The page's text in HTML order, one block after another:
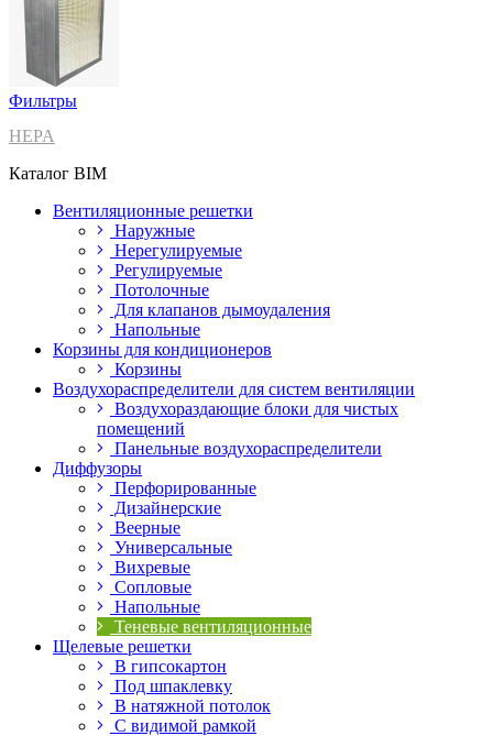
Фильтры
HEPA
Каталог BIM
Вентиляционные решетки
Наружные
Нерегулируемые
Регулируемые
Потолочные
Для клапанов дымоудаления
Напольные
Корзины для кондиционеров
Корзины
Воздухораспределители для систем вентиляции
Воздухораздающие блоки для чистых
помещений
Панельные воздухораспределители
Диффузоры
Перфорированные
Дизайнерские
Веерные
Универсальные
Вихревые
Сопловые
Напольные
Теневые вентиляционные
Щелевые решетки
В гипсокартон
Под шпаклевку
В натяжной потолок
С видимой рамкой